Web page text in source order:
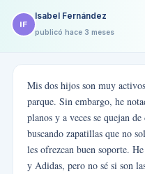
IF
Isabel Fernández
publicó hace 3 meses
Mis dos hijos son muy
parque. Sin embargo, he
planos y a veces se quejan
buscando zapatillas que no
les ofrezcan buen soporte.
y Adidas, pero no sé si son